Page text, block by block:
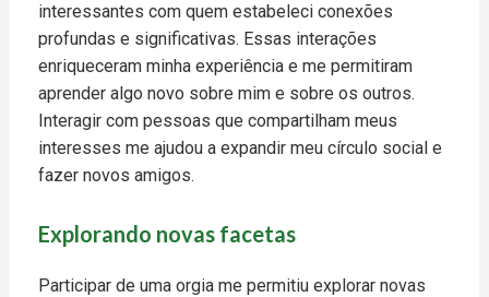
interessantes com quem estabeleci conexões
profundas e significativas. Essas interações
enriqueceram minha experiência e me permitiram
aprender algo novo sobre mim e sobre os outros.
Interagir com pessoas que compartilham meus
interesses me ajudou a expandir meu círculo social e
fazer novos amigos.
Explorando novas facetas
Participar de uma orgia me permitiu explorar novas